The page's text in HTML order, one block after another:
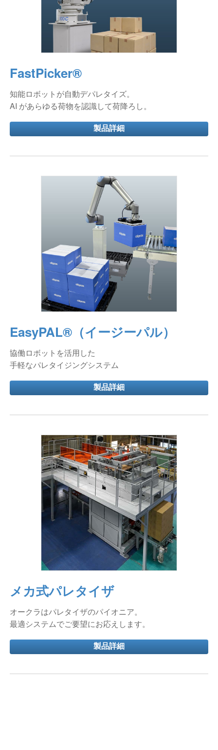
FastPicker®
知能ロボットが自動デパレタイズ。
AI があらゆる荷物を認識して荷降ろし。
製品詳細
EasyPAL®（イージーパル）
協働ロボットを活用した
手軽なパレタイジングシステム
製品詳細
メカ式パレタイザ
オークラはパレタイザのパイオニア。
最適システムでご要望にお応えします。
製品詳細